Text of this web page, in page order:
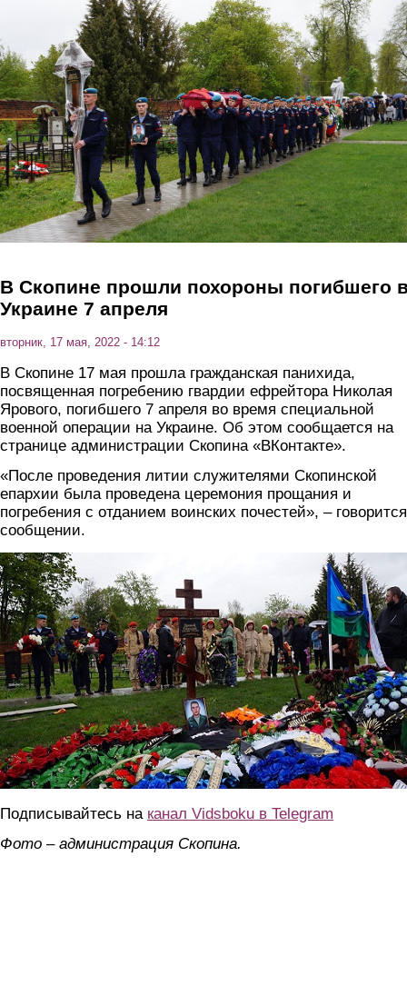
Перейти к основному содержанию
В Скопине прошли похороны погибшего
Украине 7 апреля
вторник, 17 мая, 2022 - 14:12
В Скопине 17 мая прошла гражданская панихида,
посвященная погребению гвардии ефрейтора Николая
Ярового, погибшего 7 апреля во время специальной
военной операции на Украине. Об этом сообщается на
странице администрации Скопина «ВКонтакте».
«После проведения литии служителями Скопинской
епархии была проведена церемония прощания и
погребения с отданием воинских почестей», –
сообщении.
2.jpg
Подписывайтесь на канал Vidsboku в Telegram
Фото – администрация Скопина.